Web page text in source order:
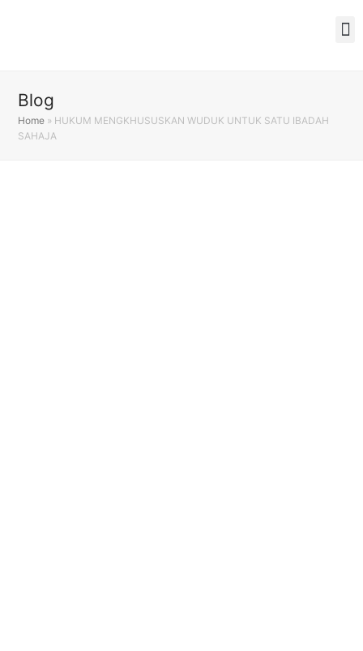
Blog
Home » HUKUM MENGKHUSUSKAN WUDUK UNTUK SATU IBADAH
SAHAJA